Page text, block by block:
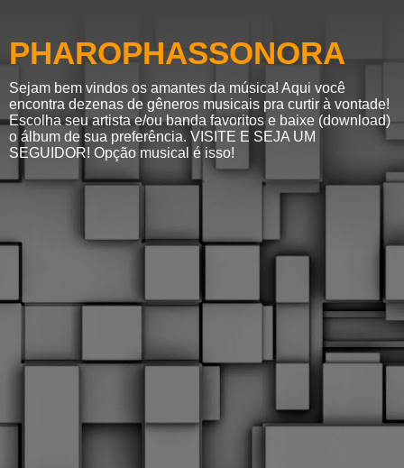
PHAROPHASSONORA
Sejam bem vindos os amantes da música! Aqui você
encontra dezenas de gêneros musicais pra curtir à vontade!
Escolha seu artista e/ou banda favoritos e baixe (download)
o álbum de sua preferência. VISITE E SEJA UM
SEGUIDOR! Opção musical é isso!